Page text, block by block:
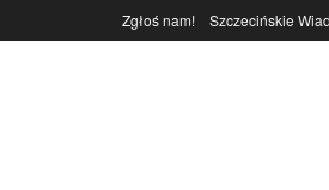
Zgłoś nam! Szczecińskie